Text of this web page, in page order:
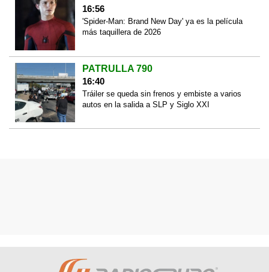
16:56
'Spider-Man: Brand New Day' ya es la película
más taquillera de 2026
PATRULLA 790
16:40
Tráiler se queda sin frenos y embiste a varios
autos en la salida a SLP y Siglo XXI